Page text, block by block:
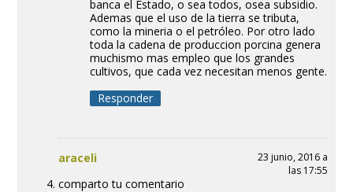
banca el Estado, o sea todos, osea subsidio.
Ademas que el uso de la tierra se tributa,
como la mineria o el petróleo. Por otro lado
toda la cadena de produccion porcina genera
muchismo mas empleo que los grandes
cultivos, que cada vez necesitan menos gente.
Responder
araceli
23 junio, 2016 a
las 17:55
comparto tu comentario